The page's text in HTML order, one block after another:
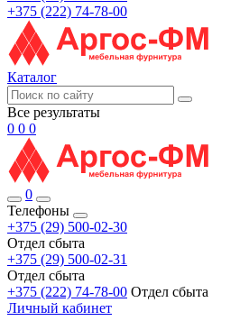
+375 (222) 74-78-00
Каталог
Все результаты
0 0 0
0
Телефоны
+375 (29) 500-02-30
Отдел сбыта
+375 (29) 500-02-31
Отдел сбыта
+375 (222) 74-78-00 Отдел сбыта
Личный кабинет